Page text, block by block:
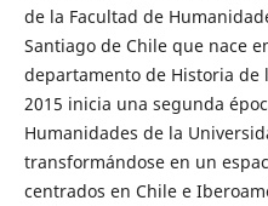
de la Facultad de
Santiago de Chile que nace
departamento de Historia de
2015 inicia una segunda
Humanidades de la
transformándose en un
centrados en Chile e